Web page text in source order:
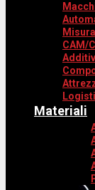
CAM/
Materiali